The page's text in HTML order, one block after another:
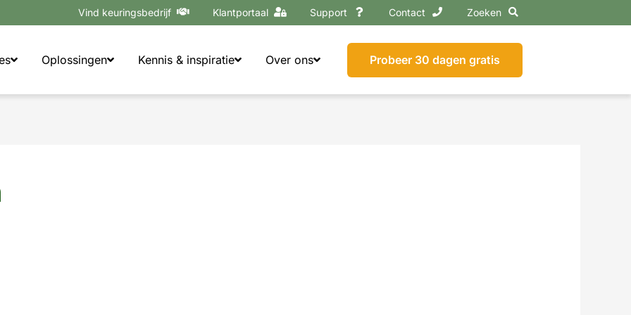
Vind keuringsbedrijf Klantportaal Support Contact Zoeken
Oplossingen Kennis & inspiratie Over ons Probeer 30 dagen gratis